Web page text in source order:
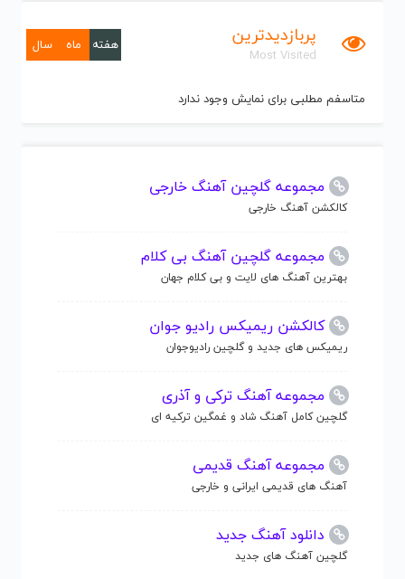
پربازدیدترین
Most Visited
هفته ماه سال
متاسفم مطلبی برای نمایش وجود ندارد
مجموعه گلچین آهنگ خارجی
کالکشن آهنگ خارجی
مجموعه گلچین آهنگ بی کلام
بهترین آهنگ های لایت و بی کلام جهان
کالکشن ریمیکس رادیو جوان
ریمیکس های جدید و گلچین رادیوجوان
مجموعه آهنگ ترکی و آذری
گلچین کامل آهنگ شاد و غمگین ترکیه ای
مجموعه آهنگ قدیمی
آهنگ های قدیمی ایرانی و خارجی
دانلود آهنگ جدید
گلچین آهنگ های جدید